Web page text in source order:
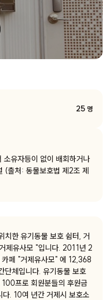
25 명
유자등이 없이 배회하거나
(출처: 동물보호법 제2조 제
치한 유기동물 보호 쉼터, 거
제유사모 "입니다. 2011년 2
페 "거제유사모" 에 12,368
단체입니다. 유기동물 보호
프로 회원분들의 후원금
. 10여 년간 거제시 보호소